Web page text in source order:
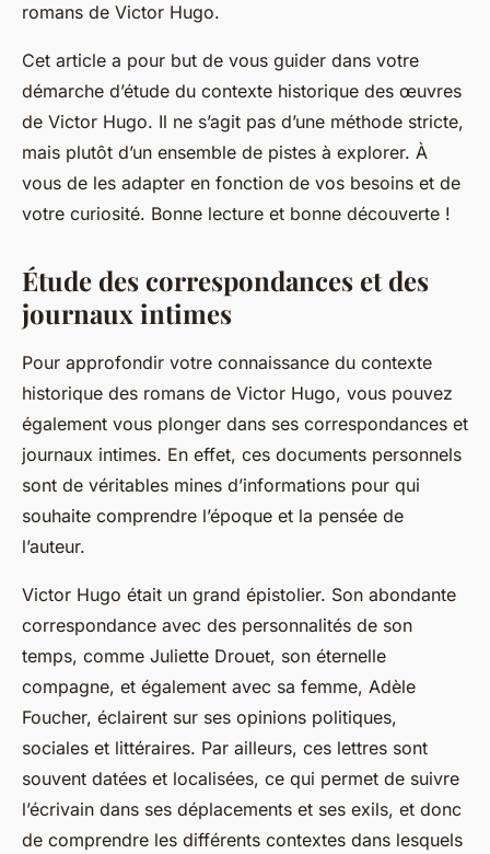
romans de Victor Hugo.
Cet article a pour but de vous guider dans votre
démarche d’étude du contexte historique des œuvres
de Victor Hugo. Il ne s’agit pas d’une méthode stricte,
mais plutôt d’un ensemble de pistes à explorer. À
vous de les adapter en fonction de vos besoins et de
votre curiosité. Bonne lecture et bonne découverte !
Étude des correspondances et des
journaux intimes
Pour approfondir votre connaissance du contexte
historique des romans de Victor Hugo, vous pouvez
également vous plonger dans ses correspondances et
journaux intimes. En effet, ces documents personnels
sont de véritables mines d’informations pour qui
souhaite comprendre l’époque et la pensée de
l’auteur.
Victor Hugo était un grand épistolier. Son abondante
correspondance avec des personnalités de son
temps, comme Juliette Drouet, son éternelle
compagne, et également avec sa femme, Adèle
Foucher, éclairent sur ses opinions politiques,
sociales et littéraires. Par ailleurs, ces lettres sont
souvent datées et localisées, ce qui permet de suivre
l’écrivain dans ses déplacements et ses exils, et donc
de comprendre les différents contextes dans lesquels